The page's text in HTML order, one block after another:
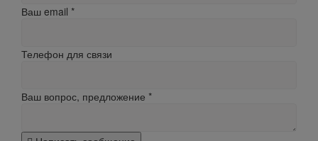
Ваш email *
Телефон для связи
Ваш вопрос, предложение *